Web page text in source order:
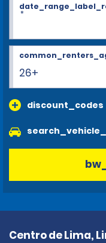
*
26+
discount_codes
Centro de Lima,